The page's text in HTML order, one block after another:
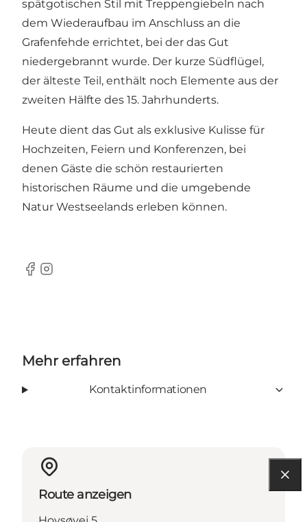
spätgotischen Stil mit Treppengiebeln nach
dem Wiederaufbau im Anschluss an die
Grafenfehde errichtet, bei der das Gut
niedergebrannt wurde. Der kurze Südflügel,
der älteste Teil, enthält noch Elemente aus der
zweiten Hälfte des 15. Jahrhunderts.
Heute dient das Gut als exklusive Kulisse für
Hochzeiten, Feiern und Konferenzen, bei
denen Gäste die schön restaurierten
historischen Räume und die umgebende
Natur Westseelands erleben können.
Facebook
Instagram
Mehr erfahren
Kontaktinformationen
Route anzeigen